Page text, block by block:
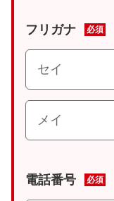
フリガナ 必須
電話番号 必須